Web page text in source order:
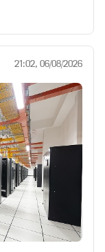
21:02, 06/08/2026